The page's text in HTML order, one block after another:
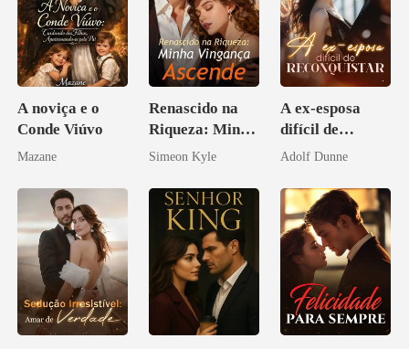
A noviça e o
Conde Viúvo
Mazane
Renascido na
Riqueza: Minha
Vingança
Simeon Kyle
A ex-esposa
difícil de
reconquistar
Adolf Dunne